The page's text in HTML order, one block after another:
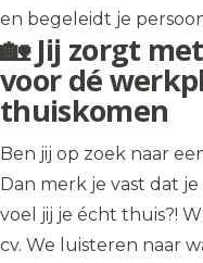
en begeleidt je
🏡 Jij zorgt
voor dé
thuiskomen
Ben jij op zoek naar
Dan merk je vast dat
voel jij je écht thuis?!
cv. We luisteren naar